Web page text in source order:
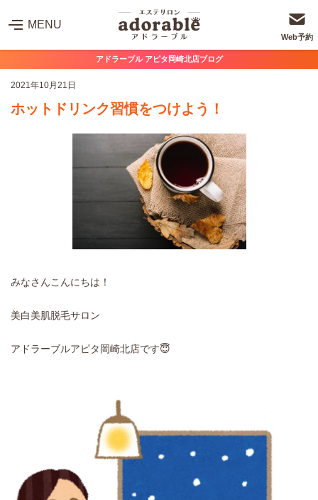
アドラーブル アピタ岡崎北店ブログ
MENU
Web予約
2021年10月21日
ホットドリンク習慣をつけよう！
みなさんこんにちは！
美白美肌脱毛サロン
アドラーブルアピタ岡崎北店です😇